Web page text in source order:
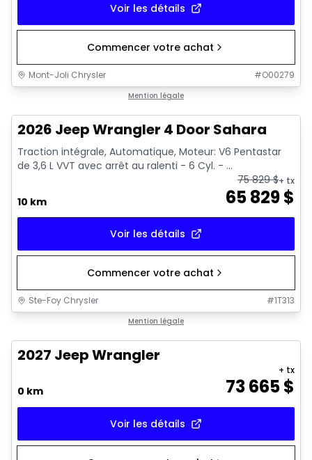
Voir les détails
Commencer votre achat
Mont-Joli Chrysler #O00279
Mention légale
2026 Jeep Wrangler 4 Door Sahara
Traction intégrale, Automatique, Moteur: V6 Pentastar
de 3,6 L VVT avec arrêt au ralenti - 6 Cyl. - ...
10 km 65 829$
75 829$+ tx
Voir les détails
Commencer votre achat
Ste-Foy Chrysler #1T313
Mention légale
2027 Jeep Wrangler
0 km 73 665$
+ tx
Voir les détails